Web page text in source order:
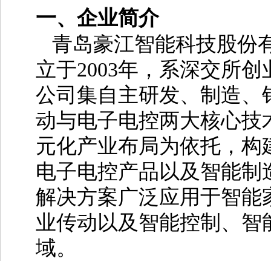
一、企业简介
青岛豪江智能科技股份
立于2003年，系深交所创
公司集自主研发、制造、
动与电子电控两大核心
元化产业布局为依托，构
电子电控产品以及智能
解决方案广泛应用于智
业传动以及智能控制、
域。